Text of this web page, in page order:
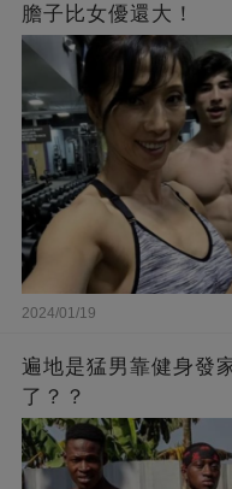
膽子比女優還大！
2024/01/19
遍地是猛男靠健身發
了？？